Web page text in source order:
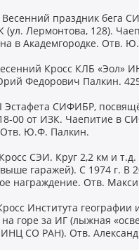
Весенний праздник бега
(ул. Лермонтова, 128).
в Академгородке. Отв.
Кросс КЛБ «Эол»
Федорович Палкин.
Эстафета СИФИБР,
00 от ИЗК. Чаепитие в
Ю.Ф. Палкин.
СЭИ. Круг 2,2 км и
гаражей). С 1974 г. В
награждение. Отв.
Института
горе за ИГ (лыжная
СО РАН). Отв.